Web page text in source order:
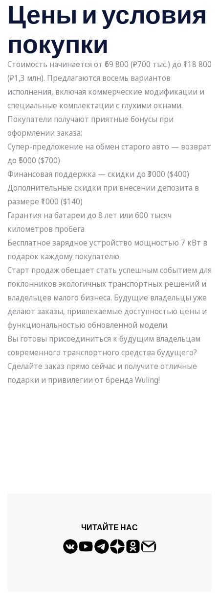
Цены и условия
покупки
Стоимость начинается от ₹69 800 (₽700 тыс.) до ₹118 800
(₽1,3 млн). Предлагаются восемь вариантов
исполнения, включая коммерческие модификации и
специальные комплектации с глухими окнами.
Покупатели получают приятные бонусы при
оформлении заказа:
Супер-предложение на обмен старого авто — возврат
до ₹5000 ($700)
Финансовая поддержка — скидки до ₹3000 ($400)
Дополнительные скидки при внесении депозита в
размере ₹1000 ($140)
Гарантия на батареи до 8 лет или 600 тысяч
километров пробега
Бесплатное зарядное устройство мощностью 7 кВт в
подарок каждому покупателю
Старт продаж обещает стать успешным событием для
поклонников экологичных транспортных решений и
владельцев малого бизнеса. Будущие владельцы уже
делают заказы, привлекаемые доступностью цены и
функциональностью обновленной модели.
Вы готовы присоединиться к будущим владельцам
современного транспортного средства будущего?
Сделайте заказ прямо сейчас и получите отличные
подарки и привилегии от бренда Wuling!
ЧИТАЙТЕ НАС